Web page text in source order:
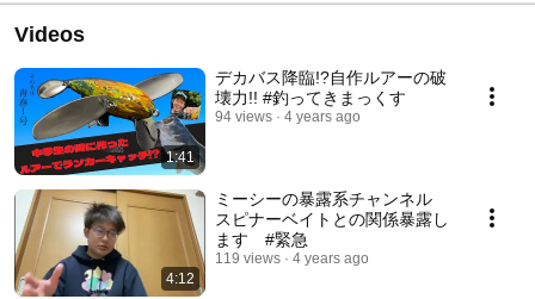
Videos
1:41
デカバス降臨!?自作ルアーの破
壊力!! #釣ってきまっくす
94 views 4 years ago
4:12
ミーシーの暴露系チャンネル
スピナーベイトとの関係暴露し
ます #緊急
119 views 4 years ago